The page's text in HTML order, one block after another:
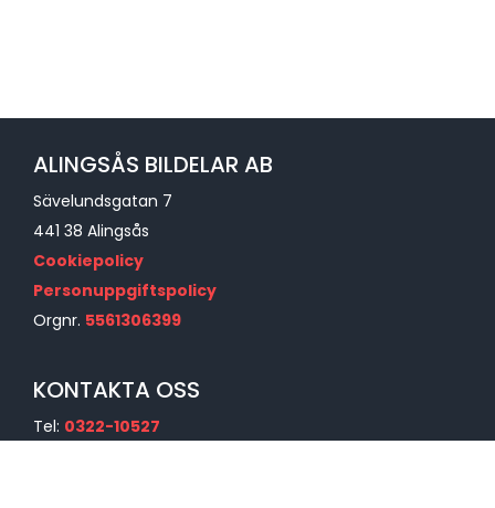
ALINGSÅS BILDELAR AB
Sävelundsgatan 7
441 38 Alingsås
Cookiepolicy
Personuppgiftspolicy
Orgnr. 5561306399
KONTAKTA OSS
Tel: 0322-10527